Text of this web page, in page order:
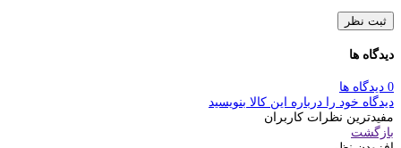
ثبت نظر
دیدگاه ها
0 دیدگاه ها
دیدگاه خود را درباره این کالا بنویسید
مفیدترین نظرات کاربران
بازگشت